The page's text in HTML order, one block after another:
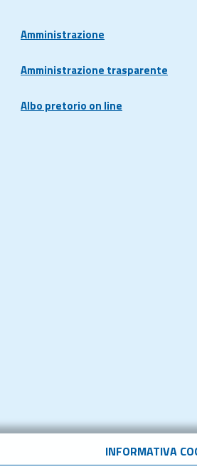
INFORMATIVA
Amministrazione
Amministrazione trasparente
Albo pretorio on line